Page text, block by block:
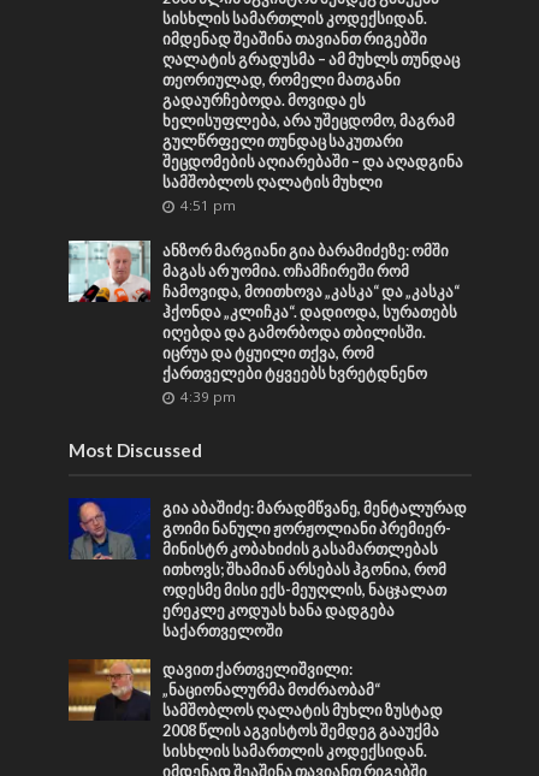
სისხლის სამართლის კოდექსიდან.
იმდენად შეაშინა თავიანთ რიგებში
ღალატის გრადუსმა – ამ მუხლს თუნდაც
თეორიულად, რომელი მათგანი
გადაურჩებოდა. მოვიდა ეს
ხელისუფლება, არა უშეცდომო, მაგრამ
გულწრფელი თუნდაც საკუთარი
შეცდომების აღიარებაში – და აღადგინა
სამშობლოს ღალატის მუხლი
4:51 pm
ანზორ მარგიანი გია ბარამიძეზე: ომში
მაგას არ უომია. ოჩამჩირეში რომ
ჩამოვიდა, მოითხოვა „კასკა“ და „კასკა“
ჰქონდა „კლიჩკა“. დადიოდა, სურათებს
იღებდა და გამორბოდა თბილისში.
იცრუა და ტყუილი თქვა, რომ
ქართველები ტყვეებს ხვრეტდნენო
4:39 pm
Most Discussed
გია აბაშიძე: მარადმწვანე, მენტალურად
გოიმი ნანული ჟორჟოლიანი პრემიერ-
მინისტრ კობახიძის გასამართლებას
ითხოვს; შხამიან არსებას ჰგონია, რომ
ოდესმე მისი ექს-მეუღლის, ნაცჯალათ
ერეკლე კოდუას ხანა დადგება
საქართველოში
დავით ქართველიშვილი:
„ნაციონალურმა მოძრაობამ“
სამშობლოს ღალატის მუხლი ზუსტად
2008 წლის აგვისტოს შემდეგ გააუქმა
სისხლის სამართლის კოდექსიდან.
იმდენად შეაშინა თავიანთ რიგებში